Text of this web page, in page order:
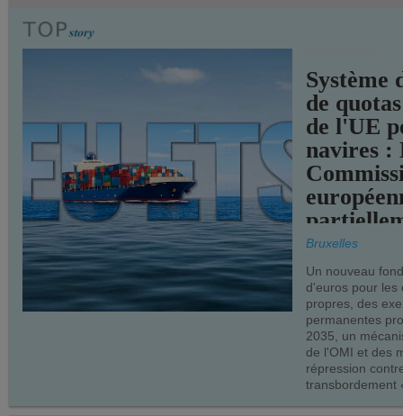
Système
de
de l'UE
navires :
Bruxelles
Un nouveau
d'euros pour les
propres, des
permanentes
2035, un
de l'OMI et des
répression
transbordement